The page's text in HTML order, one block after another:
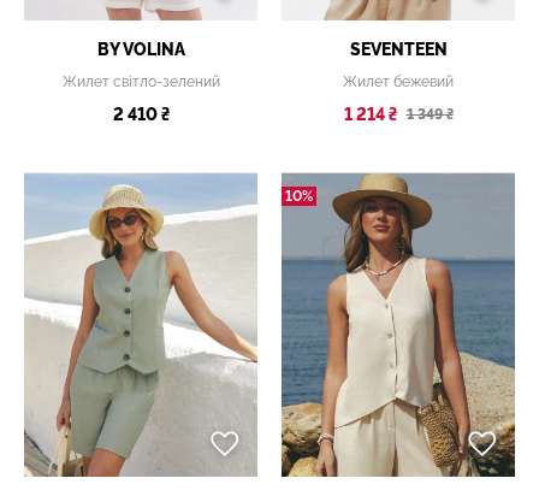
BY VOLINA
Жилет світло-зелений
2 410 ₴
SEVENTEEN
Жилет бежевий
1 214 ₴ 1 349 ₴
10%